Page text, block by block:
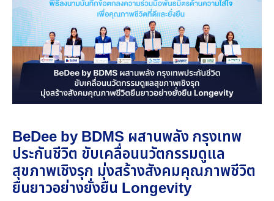
BeDee by BDMS ผสานพลัง กรุงเทพ
ประกันชีวิต ขับเคลื่อนนวัตกรรมดูแล
สุขภาพเชิงรุก มุ่งสร้างสังคมคุณภาพชีวิต
ยืนยาวอย่างยั่งยืน Longevity